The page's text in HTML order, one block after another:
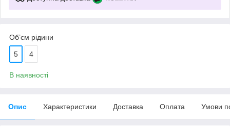
Об’єм рідини
5 4
В наявності
Опис Характеристики Доставка Оплата Умови